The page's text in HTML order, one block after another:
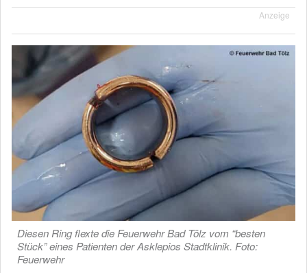
Anzeige
Diesen Ring flexte die Feuerwehr Bad Tölz vom “besten
Stück” eines Patienten der Asklepios Stadtklinik. Foto:
Feuerwehr